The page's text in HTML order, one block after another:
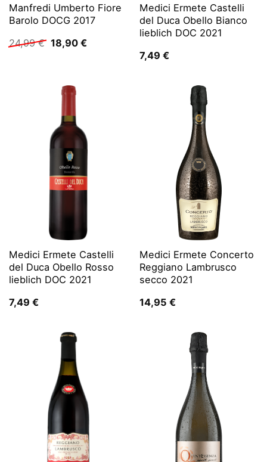
Manfredi Umberto Fiore
Barolo DOCG 2017
24,99€ Ursprünglicher
Preis
18,90 €Aktueller
Medici Ermete Castelli
del Duca Obello Bianco
lieblich DOC 2021
7,49 €
Medici Ermete Castelli
del Duca Obello Rosso
lieblich DOC 2021
7,49 €
Medici Ermete Concerto
Reggiano Lambrusco
secco 2021
14,95 €